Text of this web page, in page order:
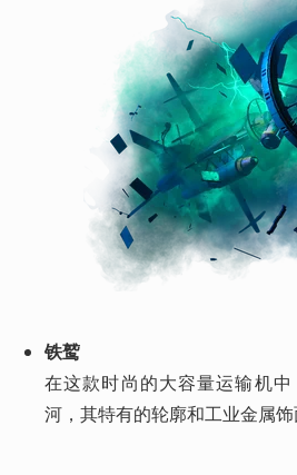
铁鹫
在这款时尚的大容量运输机
河，其特有的轮廓和工业金属